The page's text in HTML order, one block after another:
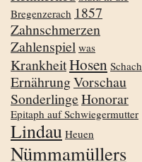
Bregenzerach 1857
Zahnschmerzen
Zahlenspiel was
KrankheitHosen Schach
ErnährungVorschau
SonderlingeHonorar
Epitaph auf Schwiegermutter
Lindau Heuen
Nümmamüllers